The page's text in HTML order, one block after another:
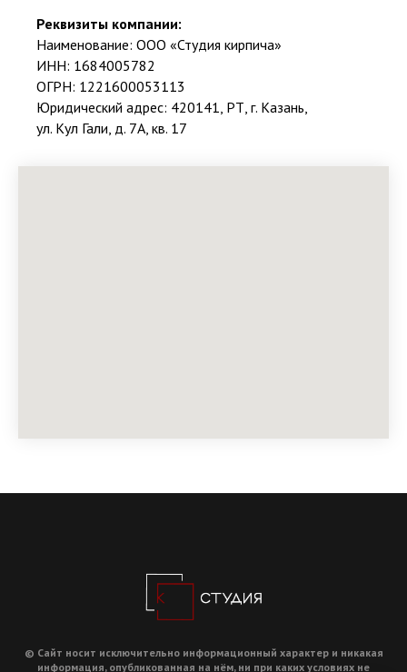
Реквизиты компании:
Наименование: ООО «Студия кирпича»
ИНН: 1684005782
ОГРН: 1221600053113
Юридический адрес: 420141, РТ, г. Казань,
ул. Кул Гали, д. 7А, кв. 17
© Сайт носит исключительно информационный характер и никакая
информация, опубликованная на нём, ни при каких условиях не